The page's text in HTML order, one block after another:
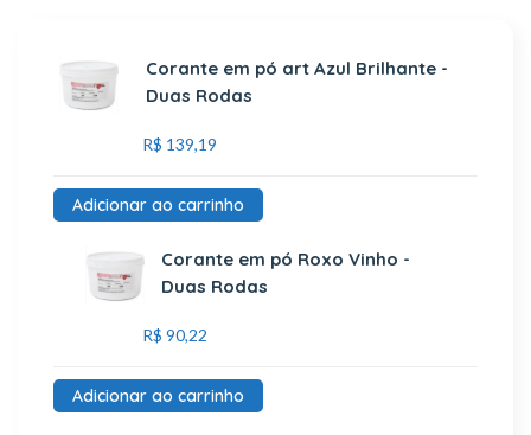
Corante em pó art Azul Brilhante -
Duas Rodas
R$ 139,19
Adicionar ao carrinho
Corante em pó Roxo Vinho -
Duas Rodas
R$ 90,22
Adicionar ao carrinho